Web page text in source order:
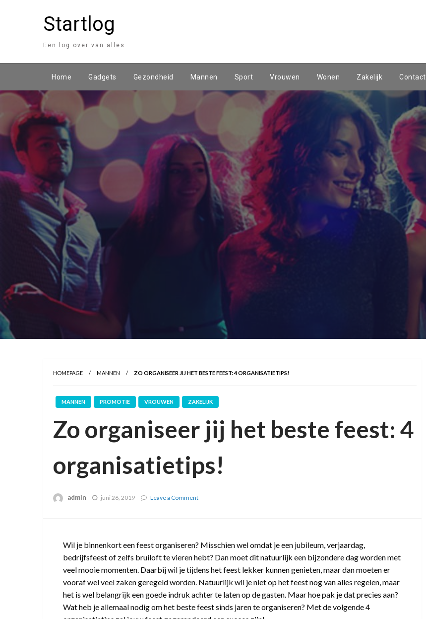
Startlog
Een log over van alles
Home Gadgets Gezondheid Mannen Sport Vrouwen Wonen Zakelijk Contact
HOMEPAGE MANNEN ZO ORGANISEER JIJ HET BESTE FEEST: 4 ORGANISATIETIPS!
MANNEN PROMOTIE VROUWEN ZAKELIJK
Zo organiseer jij het beste feest: 4
organisatietips!
admin juni 26, 2019 Leave a Comment
beste
4
organisatietips!
Wil je binnenkort een feest organiseren? Misschien wel omdat je een jubileum, verjaardag,
bedrijfsfeest of zelfs bruiloft te vieren hebt? Dan moet dit natuurlijk een bijzondere dag worden met
veel mooie momenten. Daarbij wil je tijdens het feest lekker kunnen genieten, maar dan moeten er
vooraf wel veel zaken geregeld worden. Natuurlijk wil je niet op het feest nog van alles regelen, maar
het is wel belangrijk een goede indruk achter te laten op de gasten. Maar hoe pak je dat precies aan?
Wat heb je allemaal nodig om het beste feest sinds jaren te organiseren? Met de volgende 4